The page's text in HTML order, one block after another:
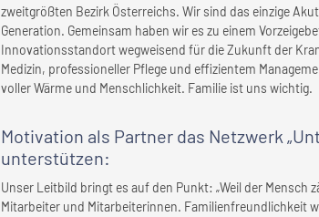
zweitgrößten Bezirk Österreichs. Wir sind das einzige
Generation. Gemeinsam haben wir es zu einem
Innovationsstandort wegweisend für die Zukunft der
Medizin, professioneller Pflege und effizientem
voller Wärme und Menschlichkeit. Familie ist uns wichtig.
Motivation als Partner das Netzwerk
unterstützen:
Unser Leitbild bringt es auf den Punkt: „Weil der Mensch
Mitarbeiter und Mitarbeiterinnen. Familienfreundlichkeit